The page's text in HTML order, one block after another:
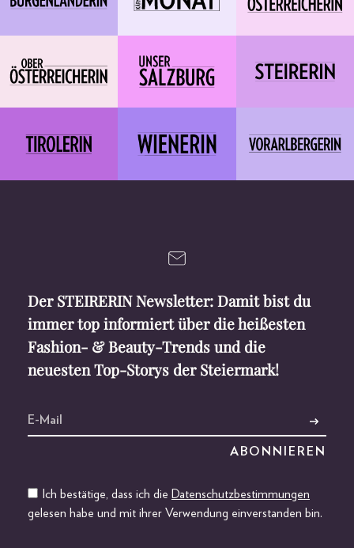
Der STEIRERIN Newsletter: Damit bist du
immer top informiert über die heißesten
Fashion- & Beauty-Trends und die
neuesten Top-Storys der Steiermark!
Ich bestätige, dass ich die Datenschutzbestimmungen
gelesen habe und mit ihrer Verwendung einverstanden bin.